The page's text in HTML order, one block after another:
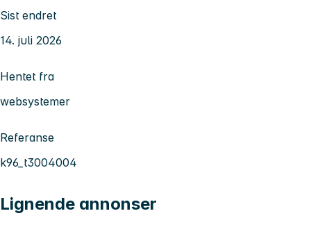
Sist endret
14. juli 2026
Hentet fra
websystemer
Referanse
k96_t3004004
Lignende annonser